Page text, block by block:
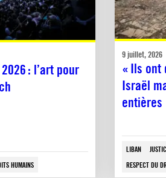
: l’art pour
HUMAINS
9 juillet, 2026
« Ils ont
Israël
entières
LIBAN
RESPECT DU